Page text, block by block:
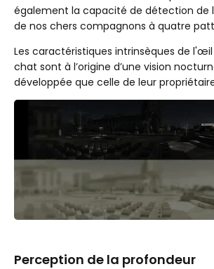
également la capacité de détection de
de nos chers compagnons à quatre
Les caractéristiques intrinsèques de
chat sont à l’origine d’une vision
développée que celle de leur
Perception de la profondeur